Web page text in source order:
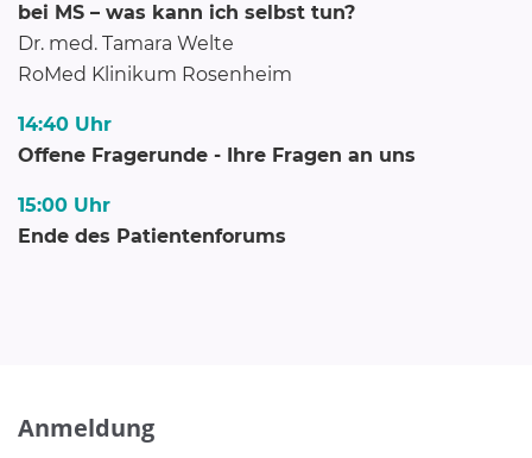
bei MS – was kann ich selbst tun?
Dr. med. Tamara Welte
RoMed Klinikum Rosenheim
14:40 Uhr
Offene Fragerunde - Ihre Fragen an uns
15:00 Uhr
Ende des Patientenforums
Anmeldung